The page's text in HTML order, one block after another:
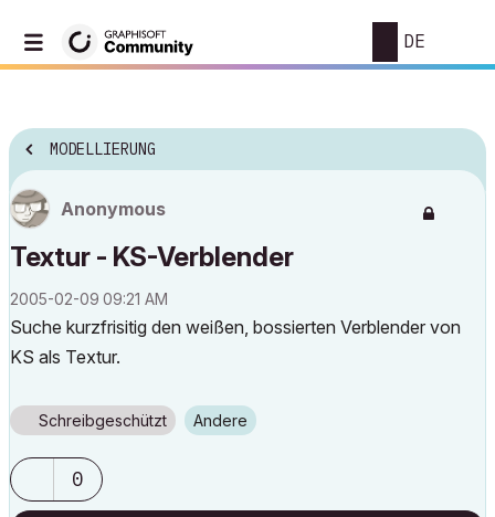
DE
MODELLIERUNG
Anonymous
Textur - KS-Verblender
‎2005-02-09 09:21 AM
Suche kurzfrisitig den weißen, bossierten Verblender von
KS als Textur.
Schreibgeschützt Andere
0